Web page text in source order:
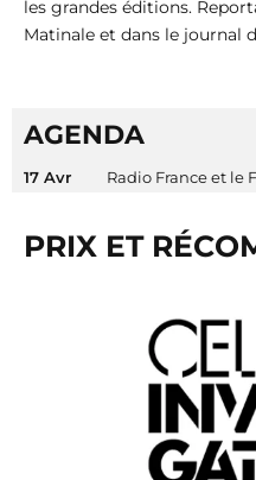
les grandes éditions.
Matinale et dans le journal
AGENDA
17 Avr Radio France et le
PRIX ET